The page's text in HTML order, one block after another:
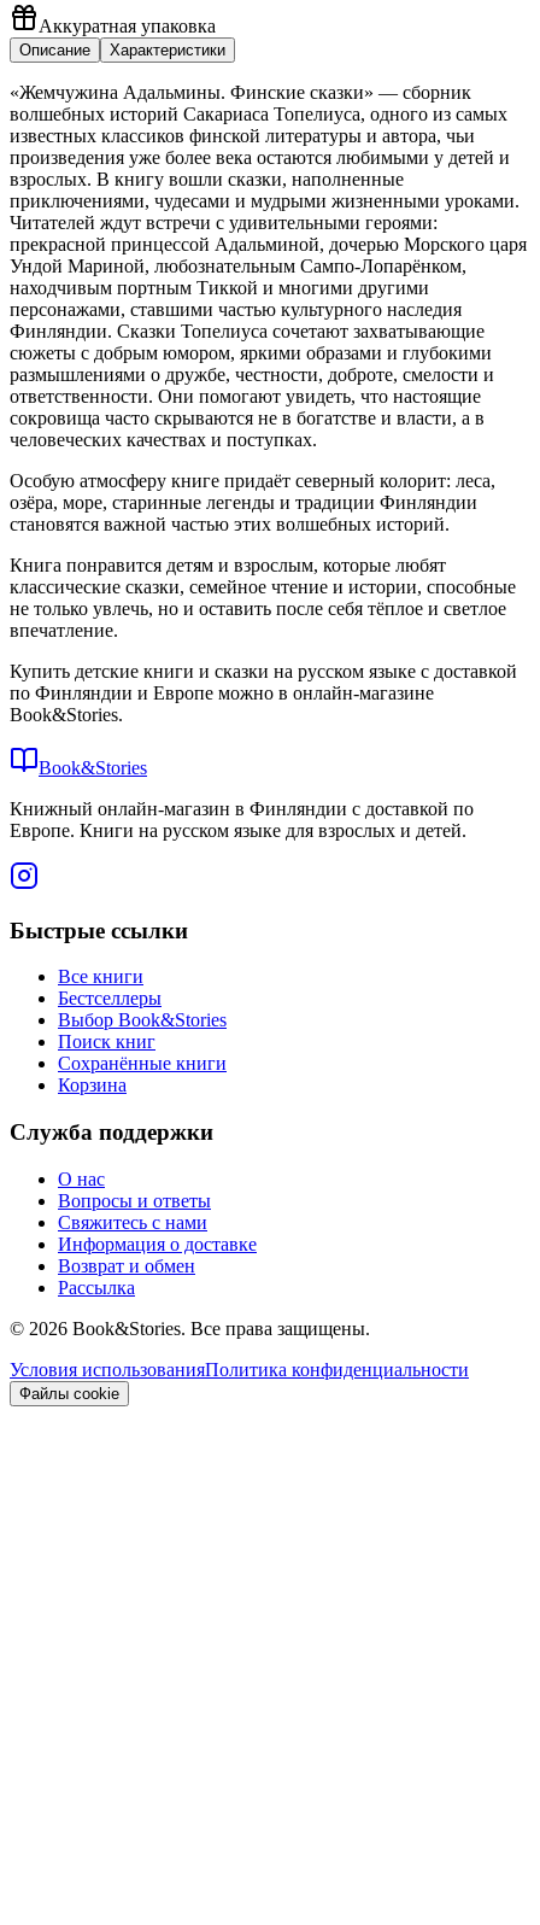
Аккуратная упаковка
Описание Характеристики
«Жемчужина Адальмины. Финские сказки» — сборник
волшебных историй Сакариаса Топелиуса, одного из самых
известных классиков финской литературы и автора, чьи
произведения уже более века остаются любимыми у детей и
взрослых. В книгу вошли сказки, наполненные
приключениями, чудесами и мудрыми жизненными уроками.
Читателей ждут встречи с удивительными героями:
прекрасной принцессой Адальминой, дочерью Морского царя
Ундой Мариной, любознательным Сампо-Лопарёнком,
находчивым портным Тиккой и многими другими
персонажами, ставшими частью культурного наследия
Финляндии. Сказки Топелиуса сочетают захватывающие
сюжеты с добрым юмором, яркими образами и глубокими
размышлениями о дружбе, честности, доброте, смелости и
ответственности. Они помогают увидеть, что настоящие
сокровища часто скрываются не в богатстве и власти, а в
человеческих качествах и поступках.
Особую атмосферу книге придаёт северный колорит: леса,
озёра, море, старинные легенды и традиции Финляндии
становятся важной частью этих волшебных историй.
Книга понравится детям и взрослым, которые любят
классические сказки, семейное чтение и истории, способные
не только увлечь, но и оставить после себя тёплое и светлое
впечатление.
Купить детские книги и сказки на русском языке с доставкой
по Финляндии и Европе можно в онлайн-магазине
Book&Stories.
Book&Stories
Книжный онлайн-магазин в Финляндии с доставкой по
Европе. Книги на русском языке для взрослых и детей.
Быстрые ссылки
Все книги
Бестселлеры
Выбор Book&Stories
Поиск книг
Сохранённые книги
Корзина
Служба поддержки
О нас
Вопросы и ответы
Свяжитесь с нами
Информация о доставке
Возврат и обмен
Рассылка
© 2026 Book&Stories. Все права защищены.
Условия использованияПолитика конфиденциальности
Файлы cookie